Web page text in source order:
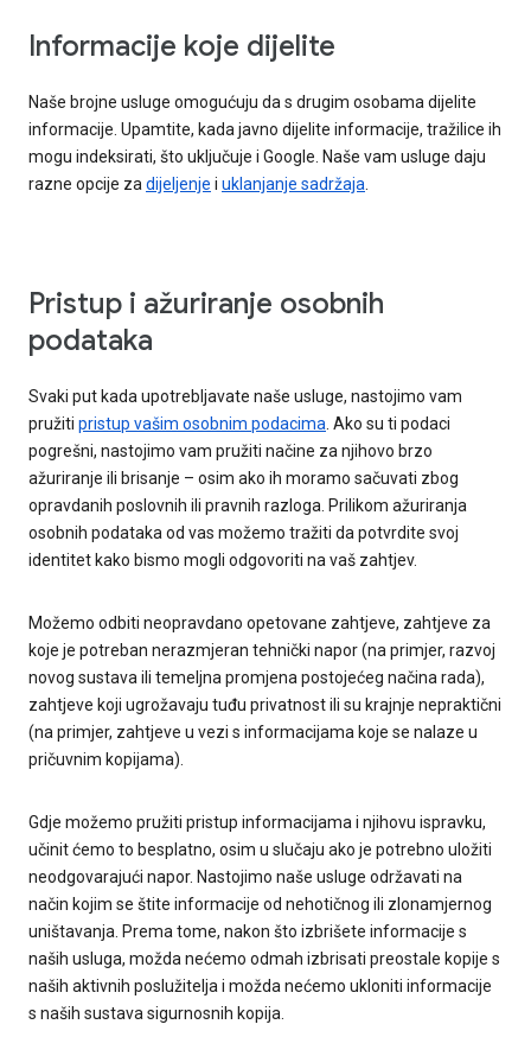
Informacije koje dijelite
Naše brojne usluge omogućuju da s drugim osobama dijelite
informacije. Upamtite, kada javno dijelite informacije, tražilice ih
mogu indeksirati, što uključuje i Google. Naše vam usluge daju
razne opcije zadijeljenje i uklanjanje sadržaja.
Pristup i ažuriranje osobnih
podataka
Svaki put kada upotrebljavate naše usluge, nastojimo vam
pružiti pristup vašim osobnim podacima. Ako su ti podaci
pogrešni, nastojimo vam pružiti načine za njihovo brzo
ažuriranje ili brisanje – osim ako ih moramo sačuvati zbog
opravdanih poslovnih ili pravnih razloga. Prilikom ažuriranja
osobnih podataka od vas možemo tražiti da potvrdite svoj
identitet kako bismo mogli odgovoriti na vaš zahtjev.
Možemo odbiti neopravdano opetovane zahtjeve, zahtjeve za
koje je potreban nerazmjeran tehnički napor (na primjer, razvoj
novog sustava ili temeljna promjena postojećeg načina rada),
zahtjeve koji ugrožavaju tuđu privatnost ili su krajnje nepraktični
(na primjer, zahtjeve u vezi s informacijama koje se nalaze u
pričuvnim kopijama).
Gdje možemo pružiti pristup informacijama i njihovu ispravku,
učinit ćemo to besplatno, osim u slučaju ako je potrebno uložiti
neodgovarajući napor. Nastojimo naše usluge održavati na
način kojim se štite informacije od nehotičnog ili zlonamjernog
uništavanja. Prema tome, nakon što izbrišete informacije s
naših usluga, možda nećemo odmah izbrisati preostale kopije s
naših aktivnih poslužitelja i možda nećemo ukloniti informacije
s naših sustava sigurnosnih kopija.